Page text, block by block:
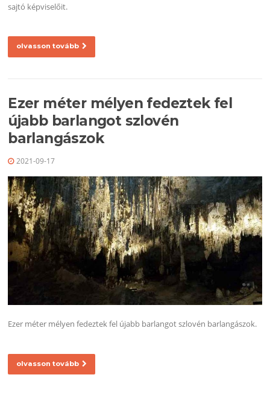
sajtó képviselőit.
olvasson tovább
Ezer méter mélyen fedeztek fel
újabb barlangot szlovén
barlangászok
2021-09-17
Ezer méter mélyen fedeztek fel újabb barlangot szlovén barlangászok.
olvasson tovább